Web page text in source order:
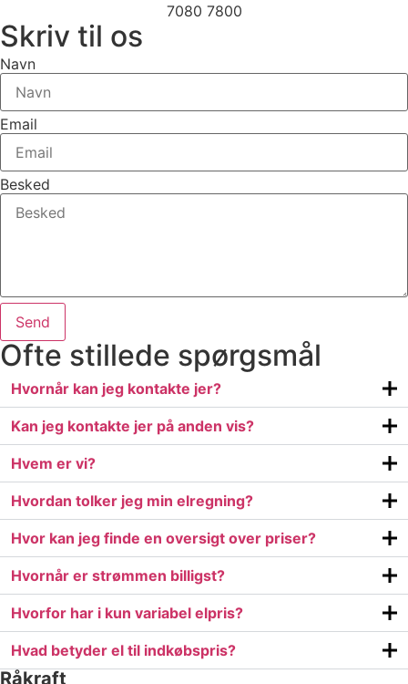
7080 7800
Skriv til os
Navn
Email
Besked
Send
Ofte stillede spørgsmål
Hvornår kan jeg kontakte jer?
Kan jeg kontakte jer på anden vis?
Hvem er vi?
Hvordan tolker jeg min elregning?
Hvor kan jeg finde en oversigt over priser?
Hvornår er strømmen billigst?
Hvorfor har i kun variabel elpris?
Hvad betyder el til indkøbspris?
Råkraft